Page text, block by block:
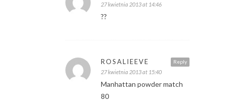
27 kwietnia 2013 at 14:46
??
Reply
ROSALIEEVE
27 kwietnia 2013 at 15:40
Manhattan powder match
80